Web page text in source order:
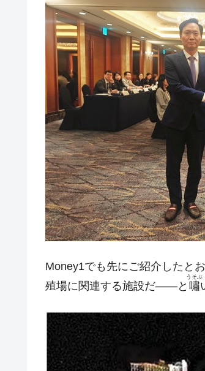
『Money1』 韓国･警察職員が「丸
『Money1』 中国だけが鉄鋼輸出
『Money1』 韓国製造業「半導体
『Money1』 【米韓激突案件】韓
『Money1』 韓国で猛暑。南東部
『Money1』 韓国型イージス搭載
『Money1』 【対日本円】ウォン
『Money1』
韓国政府『BYD』車
1.9倍！
『Money1』
在韓米国大使スティ
ドを掲げる「在韓反米勢力」
『Money1』 JPモルガン「韓国レ
『Money1』 韓国『国民年金公団
『Money1』 韓国政府「ニセＫ-ブ
『Money1』 韓国「橋が落ちまし
『Money1』 韓国鉄鋼最大手『
Money1でも先にご紹介したと
殖場に関連する施設だ――と 嘯
うそぶ